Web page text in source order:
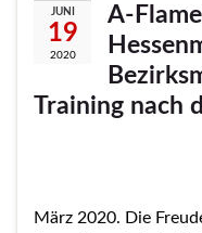
JUNI
19
2020
A-
Training nach
März 2020. Die